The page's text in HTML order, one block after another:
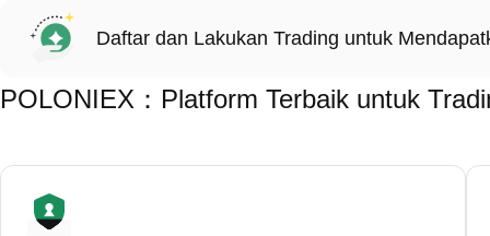
Daftar dan Lakukan Trading untuk
POLONIEX：Platform Terbaik untuk